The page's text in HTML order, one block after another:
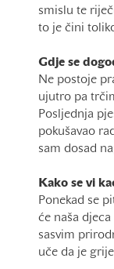
smislu te
to je čini
Gdje se
Ne postoje
ujutro pa
Posljednja
pokušavao
sam dosad
Kako se vi
Ponekad se
će naša
sasvim
uče da je